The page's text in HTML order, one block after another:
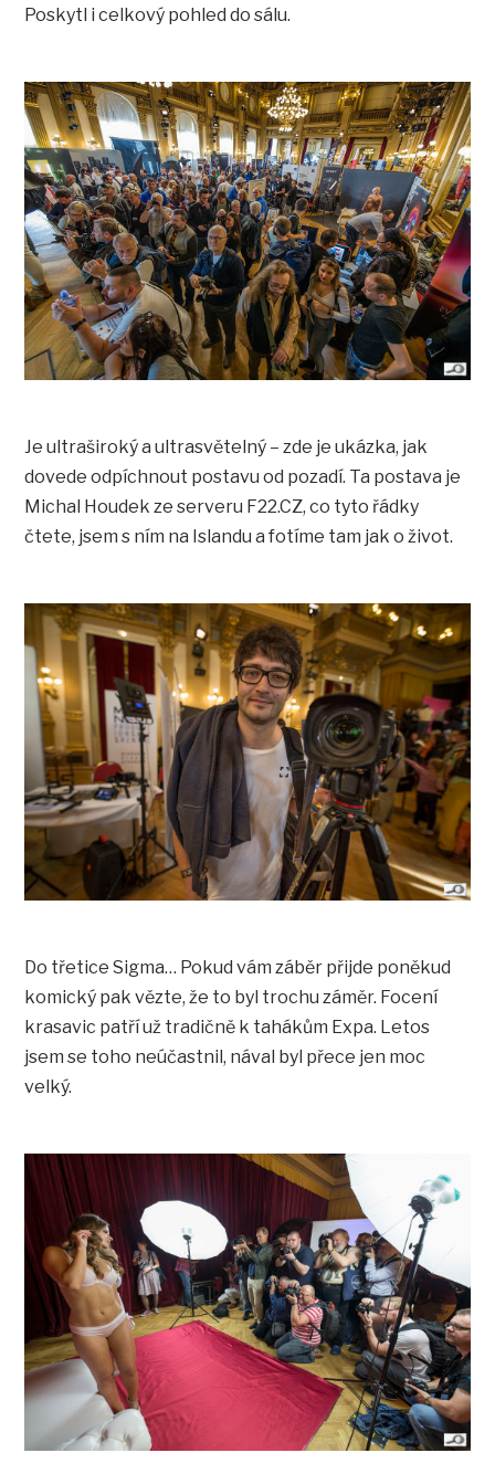
Poskytl i celkový pohled do sálu.
Je ultraširoký a ultrasvětelný – zde je ukázka, jak
dovede odpíchnout postavu od pozadí. Ta postava je
Michal Houdek ze serveru F22.CZ, co tyto řádky
čtete, jsem s ním na Islandu a fotíme tam jak o život.
Do třetice Sigma… Pokud vám záběr přijde poněkud
komický pak vězte, že to byl trochu záměr. Focení
krasavic patří už tradičně k tahákům Expa. Letos
jsem se toho neúčastnil, nával byl přece jen moc
velký.